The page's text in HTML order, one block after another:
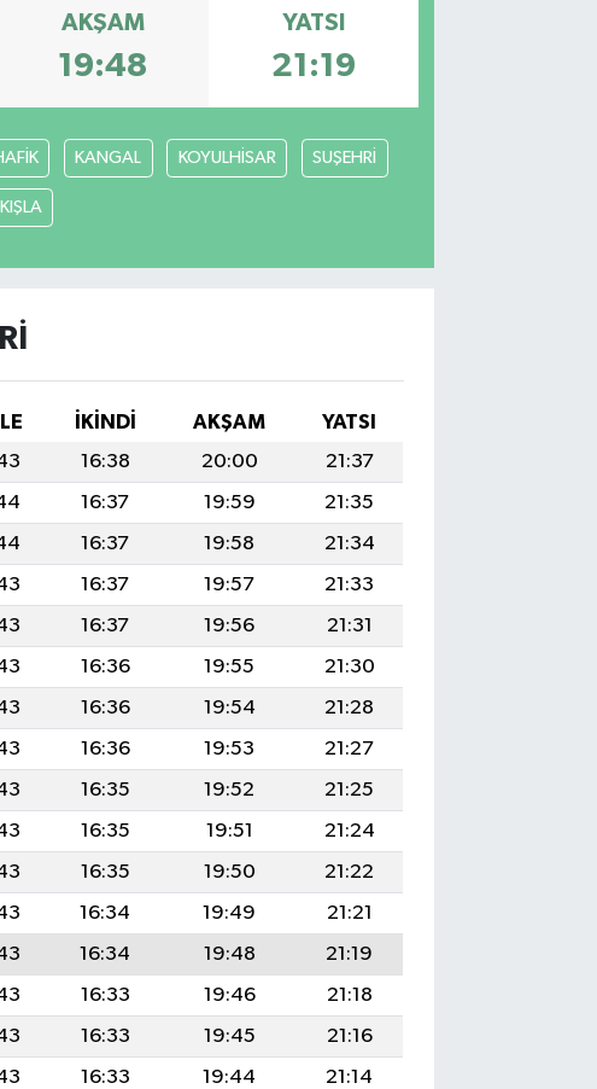
AKŞAM
19:48
YATSI
21:19
KANGAL KOYULHİSAR SUŞEHRİ
İKINDI AKŞAM
YATSI
16:38 20:00
21:37
16:37 19:59
21:35
16:37 19:58
21:34
16:37 19:57
21:33
16:37 19:56
21:31
16:36 19:55
21:30
16:36 19:54
21:28
16:36 19:53
21:27
16:35 19:52
21:25
16:35 19:51
21:24
16:35 19:50
21:22
16:34 19:49
21:21
16:34 19:48
21:19
16:33 19:46
21:18
16:33 19:45
21:16
16:33 19:44
21:14